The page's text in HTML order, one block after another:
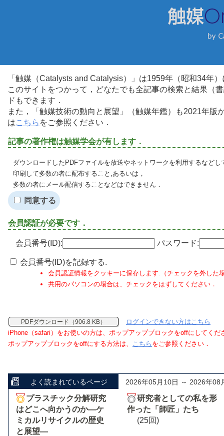
「触媒（Catalysts and Catalysis）」は1959年（昭和34年
このサイトをつかって，どなたでも全記事の検索と結果（
ドもできます．
また，「触媒技術の動向と展望」（触媒年鑑）も2021年
はこちら をご参照ください．
記事の著作権は触媒学会が有します．
ダウンロードしたPDFファイルを放送やネットワークを利用するなど
印刷して多数の者に配布すること,あるいは，
多数の者にメール配信することなどはできません．
同意する
会員認証が必要です．
会員番号(ID): パスワード:
会員番号(ID)を記録する.
会員認証情報をクッキーに保存します.（チェックを外した
共用のパソコンの場合は、チェックをはずしてください．
PDFダウンロード（906.8 KB）
ログインできない方はこちら
iPhone（safari）をお使いの方は、ポップアップブロックをoffにしてくだ
ポップアップブロックをoffにする方法は、 こちら をご参照ください．
よく読まれているページ 2026年05月10日 ～ 2026年08
プラスチック分解研究
はどこへ向かうのか―ケ
ミカルリサイクルの歴史
と展望―
研究者としての私を形
作った「師匠」たち
(25回)